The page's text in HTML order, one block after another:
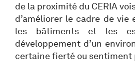
de la proximité du CERIA
d’améliorer le cadre de
les bâtiments et les
développement d’un
certaine fierté ou sentiment